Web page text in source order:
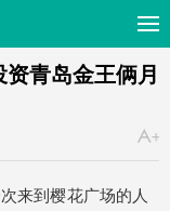
青岛金王俩月
来到樱花广场的人